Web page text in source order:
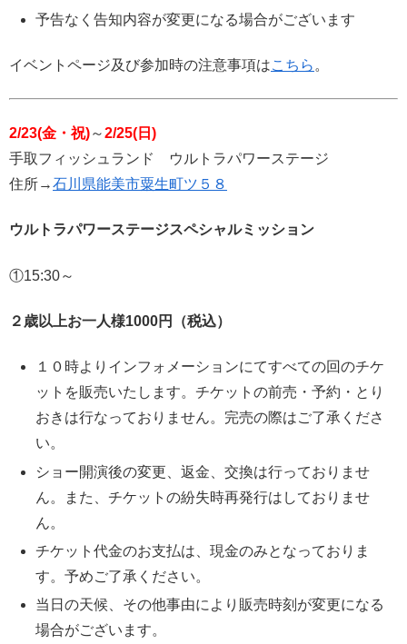
予告なく告知内容が変更になる場合がございます
イベントページ及び参加時の注意事項はこちら 。
2/23(金・祝)～2/25(日)
手取フィッシュランド ウルトラパワーステージ
住所→石川県能美市粟生町ツ５８
ウルトラパワーステージスペシャルミッション
①15:30～
２歳以上お一人様1000円（税込）
１０時よりインフォメーションにてすべての回のチケ
ットを販売いたします。チケットの前売・予約・とり
おきは行なっておりません。完売の際はご了承くださ
い。
ショー開演後の変更、返金、交換は行っておりませ
ん。また、チケットの紛失時再発行はしておりませ
ん。
チケット代金のお支払は、現金のみとなっておりま
す。予めご了承ください。
当日の天候、その他事由により販売時刻が変更になる
場合がございます。